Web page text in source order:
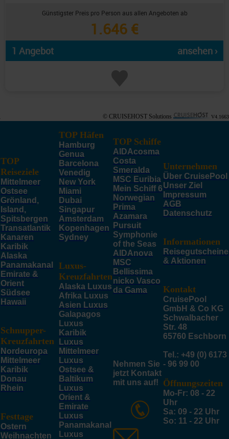
Günstigster Preis pro Person aus allen Angeboten ab
1.646 €
1 Angebot ansehen ›
© CRUISEHOST Solutions V4.1663
TOP
Reiseziele
Mittelmeer
Ostsee
Grönland,
Island,
Spitsbergen
Transatlantik
Kanaren
Karibik
Alaska
Panamakanal
Emirate &
Orient
Südsee
Hawaii
Schnupper-
Kreuzfahrten
Nordeuropa
Mittelmeer
Karibik
Donau
Rhein
Festtage
Ostern
Weihnachten
TOP Häfen
Hamburg
Genua
Barcelona
Venedig
New York
Miami
Dubai
Singapur
Amsterdam
Kopenhagen
Sydney
Luxus-
Kreuzfahrten
Alaska Luxus
Afrika Luxus
Asien Luxus
Galapagos
Luxus
Karibik
Luxus
Mittelmeer
Luxus
Ostsee &
Baltikum
Luxus
Orient &
Emirate
Luxus
Panamakanal
Luxus
TOP Schiffe
AIDAcosma
Costa
Smeralda
MSC Euribia
Mein Schiff 6
Norwegian
Prima
Azamara
Pursuit
Symphonie
of the Seas
AIDAnova
MSC
Bellissima
nicko Vasco
da Gama
Nehmen Sie
jetzt Kontakt
mit uns auf!
Unternehmen
Über CruisePool
Unser Ziel
Impressum
AGB
Datenschutz
Informationen
Reisegutscheine
& Aktionen
Kontakt
CruisePool
GmbH & Co KG
Schwalbacher
Str. 48
65760 Eschborn
Tel.: +49 (0) 6173
- 96 99 00
Öffnungszeiten
Mo-Fr: 08 - 22
Uhr
Sa: 09 - 22 Uhr
So: 11 - 22 Uhr